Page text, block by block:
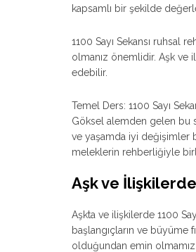
kapsamlı bir şekilde
1100 Sayı Sekansı ruhsal
olmanız önemlidir. Aşk ve
edebilir.
Temel Ders: 1100 Sayı
Göksel alemden gelen bu
ve yaşamda iyi değişimler
meleklerin rehberliğiyle
Aşk ve İlişkilerde
Aşkta ve ilişkilerde 1100
başlangıçların ve büyüme
olduğundan emin olmamız